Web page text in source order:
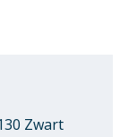
Zwart